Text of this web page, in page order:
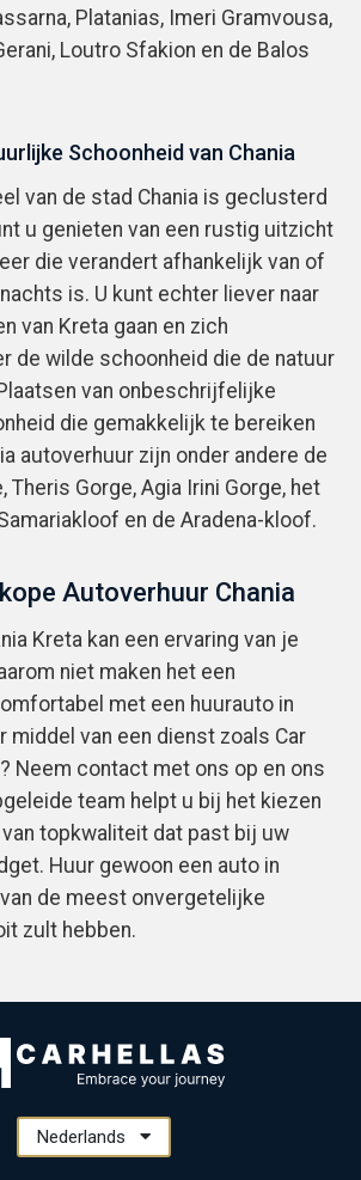
Platanias, Imeri Gramvousa,
Loutro Sfakion en de Balos
Schoonheid van Chania
van de stad Chania is geclusterd
u genieten van een rustig uitzicht
die verandert afhankelijk van of
is. U kunt echter liever naar
van Kreta gaan en zich
de wilde schoonheid die de natuur
van onbeschrijfelijke
die gemakkelijk te bereiken
autoverhuur zijn onder andere de
Theris Gorge, Agia Irini Gorge, het
en de Aradena-kloof.
Autoverhuur Chania
Kreta kan een ervaring van je
niet maken het een
met een huurauto in
middel van een dienst zoals Car
Neem contact met ons op en ons
team helpt u bij het kiezen
topkwaliteit dat past bij uw
Huur gewoon een auto in
de meest onvergetelijke
zult hebben.
Nederlands